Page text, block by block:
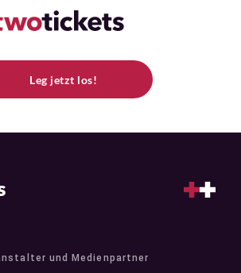
Leg jetzt los!
und Medienpartner